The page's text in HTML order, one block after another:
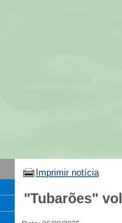
Imprimir notícia
"Tubarões"